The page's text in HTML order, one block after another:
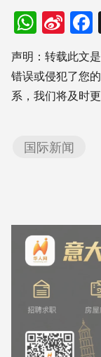
声明：转载此文
错误或侵犯了您
系，我们将及时
国际新闻